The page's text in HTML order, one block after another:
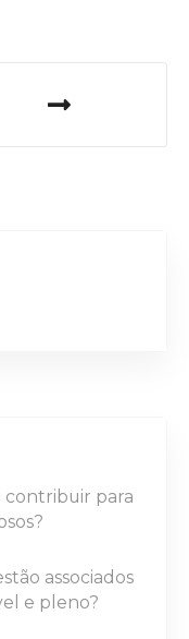
contribuir para
associados
e pleno?